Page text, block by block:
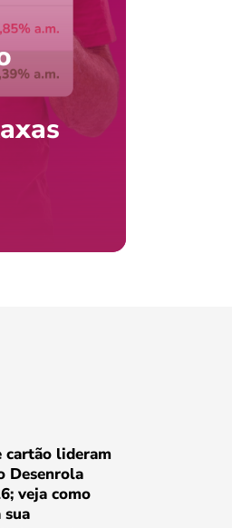
do FGTS pelo
cartão lideram
Desenrola
veja como
sua